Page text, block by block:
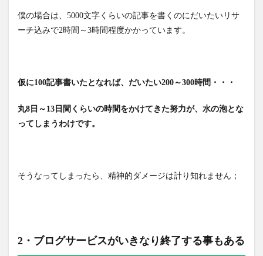
僕の場合は、5000文字くらいの記事を書くのにだいたいリサ
ーチ込みで2時間～3時間程度かかっています。
仮に100記事書いたとなれば、だいたい200～300時間・・・
丸8日～13日間くらいの時間をかけてきた努力が、水の泡とな
ってしまうわけです。
そうなってしまったら、精神的ダメージは計り知れません；
2・ブログサービスがいきなり終了する事もある